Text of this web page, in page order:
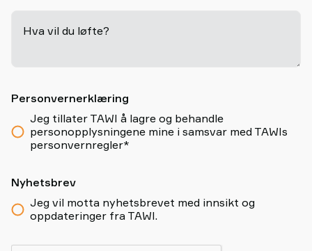
Hva vil du løfte?
Personvernerklæring
Jeg tillater TAWI å lagre og behandle
personopplysningene mine i samsvar med TAWIs
personvernregler*
Nyhetsbrev
Jeg vil motta nyhetsbrevet med innsikt og
oppdateringer fra TAWI.